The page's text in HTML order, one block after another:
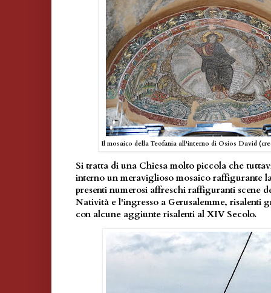
Il mosaico della Teofania all'interno di Osios David
Si tratta di una Chiesa molto piccola che
interno un meraviglioso mosaico raffigurante
presenti numerosi affreschi raffiguranti scene
Natività e l'ingresso a Gerusalemme, risalenti
con alcune aggiunte risalenti al XIV Secolo.